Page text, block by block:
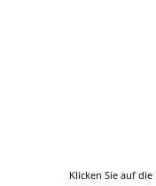
Klicken Sie auf